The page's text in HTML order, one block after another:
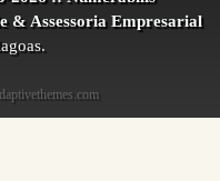
& Assessoria Empresarial